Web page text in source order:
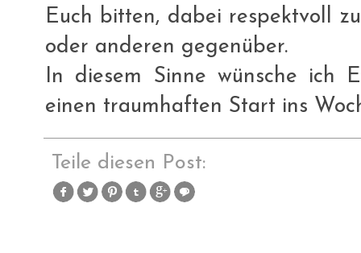
Euch bitten, dabei respektvoll
oder anderen gegenüber.
In diesem Sinne wünsche ich
einen traumhaften Start ins
Teile diesen Post: